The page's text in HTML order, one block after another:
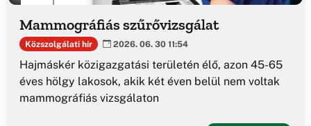
Mammográfiás szűrővizsgálat
Közszolgálati hír 2026. 06. 30 11:54
Hajmáskér közigazgatási területén élő, azon 45-65
éves hölgy lakosok, akik két éven belül nem voltak
mammográfiás vizsgálaton